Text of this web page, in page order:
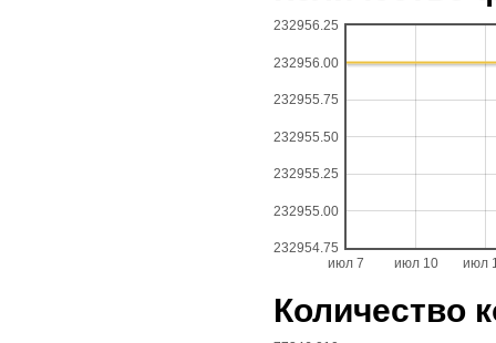
июл 7 июл 10 июл
232954.75
232955.00
232955.25
232955.50
232955.75
232956.00
232956.25
Количество